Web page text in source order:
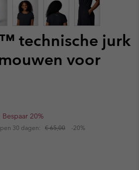
technische jurk
voor
Bespaar 20%
30 dagen: € 65,00 -20%